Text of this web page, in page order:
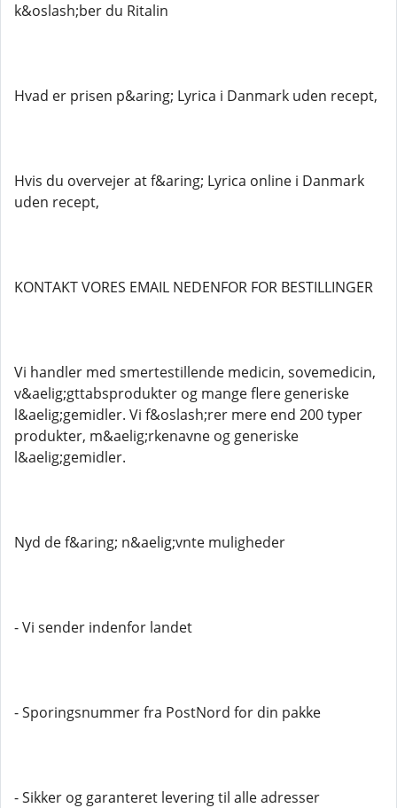
k&oslash;ber du Ritalin
Hvad er prisen p&aring; Lyrica i Danmark uden recept,
Hvis du overvejer at f&aring; Lyrica online i Danmark
uden recept,
KONTAKT VORES EMAIL NEDENFOR FOR BESTILLINGER
Vi handler med smertestillende medicin, sovemedicin,
v&aelig;gttabsprodukter og mange flere generiske
l&aelig;gemidler. Vi f&oslash;rer mere end 200 typer
produkter, m&aelig;rkenavne og generiske
l&aelig;gemidler.
Nyd de f&aring; n&aelig;vnte muligheder
- Vi sender indenfor landet
- Sporingsnummer fra PostNord for din pakke
- Sikker og garanteret levering til alle adresser